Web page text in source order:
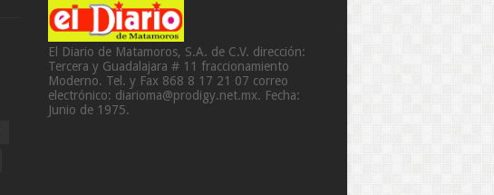
El Diario de Matamoros, S.A. de C.V. dirección:
Tercera y Guadalajara # 11 fraccionamiento
Moderno. Tel. y Fax 868 8 17 21 07 correo
electrónico: diarioma@prodigy.net.mx. Fecha:
Junio de 1975.